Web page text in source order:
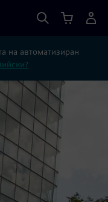
на автоматизиран